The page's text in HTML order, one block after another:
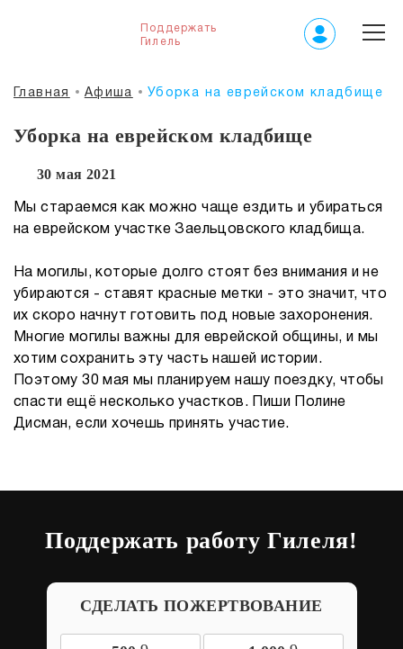
Поддержать
Гилель
Главная Афиша Уборка на еврейском кладбище
Уборка на еврейском кладбище
30 мая 2021
Мы стараемся как можно чаще ездить и убираться
на еврейском участке Заельцовского кладбища.
На могилы, которые долго стоят без внимания и не
убираются - ставят красные метки - это значит, что
их скоро начнут готовить под новые захоронения.
Многие могилы важны для еврейской общины, и мы
хотим сохранить эту часть нашей истории.
Поэтому 30 мая мы планируем нашу поездку, чтобы
спасти ещё несколько участков. Пиши Полине
Дисман, если хочешь принять участие.
Поддержать работу Гилеля!
СДЕЛАТЬ ПОЖЕРТВОВАНИЕ